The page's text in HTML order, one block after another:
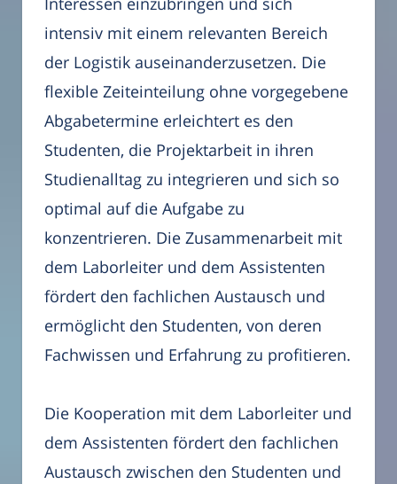
intensiv mit einem relevanten Bereich
der Logistik auseinanderzusetzen. Die
flexible Zeiteinteilung ohne vorgegebene
Abgabetermine erleichtert es den
Studenten, die Projektarbeit in ihren
Studienalltag zu integrieren und sich so
optimal auf die Aufgabe zu
konzentrieren. Die Zusammenarbeit mit
dem Laborleiter und dem Assistenten
fördert den fachlichen Austausch und
ermöglicht den Studenten, von deren
Fachwissen und Erfahrung zu profitieren.
Die Kooperation mit dem Laborleiter und
dem Assistenten fördert den fachlichen
Austausch zwischen den Studenten und